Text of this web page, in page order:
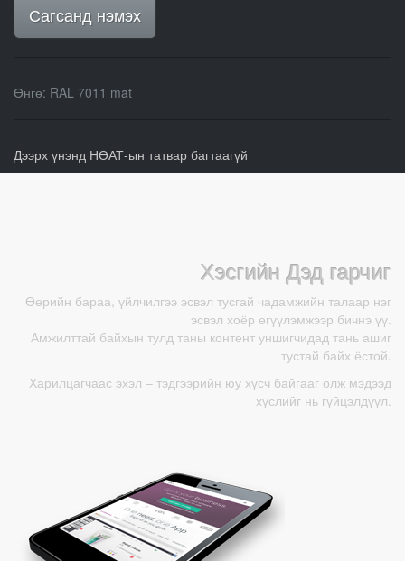
Сагсанд нэмэх
Өнгө: RAL 7011 mat
Дээрх үнэнд НӨАТ-ын татвар багтаагүй
Хэсгийн Дэд гарчиг
Өөрийн бараа, үйлчилгээ эсвэл тусгай чадамжийн талаар нэг
эсвэл хоёр өгүүлэмжээр бичнэ үү.
Амжилттай байхын тулд таны контент уншигчидад тань ашиг
тустай байх ёстой.
Харилцагчаас эхэл – тэдгээрийн юу хүсч байгааг олж мэдээд
хүслийг нь гүйцэлдүүл.